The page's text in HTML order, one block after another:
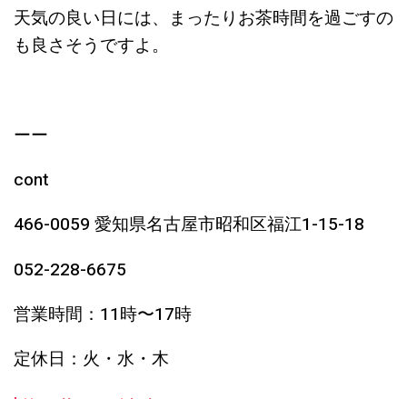
天気の良い日には、まったりお茶時間を過ごすの
も良さそうですよ。
ーー
cont
466-0059 愛知県名古屋市昭和区福江1-15-18
052-228-6675
営業時間：11時〜17時
定休日：火・水・木